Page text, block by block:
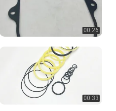
00:26
00:33